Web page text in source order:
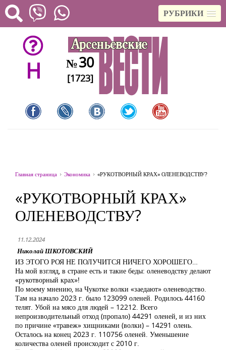
РУБРИКИ
H №30
[1723]
Главная страница Экономика «РУКОТВОРНЫЙ КРАХ» ОЛЕНЕВОДСТВУ?
«РУКОТВОРНЫЙ КРАХ»
ОЛЕНЕВОДСТВУ?
11.12.2024
Николай ШКОТОВСКИЙ
ИЗ ЭТОГО РОЯ НЕ ПОЛУЧИТСЯ НИЧЕГО ХОРОШЕГО…
На мой взгляд, в стране есть и такие беды: оленеводству делают
«рукотворный крах»!
По моему мнению, на Чукотке волки «заедают» оленеводство.
Там на начало 2023 г. было 123099 оленей. Родилось 44160
телят. Убой на мясо для людей – 12212. Всего
непроизводительный отход (пропало) 44291 оленей, и из них
по причине «травеж» хищниками (волки) – 14291 олень.
Осталось на конец 2023 г. 110756 оленей. Уменьшение
количества оленей происходит с 2010 г.